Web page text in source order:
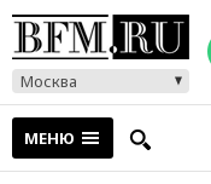
Москва
МЕНЮ